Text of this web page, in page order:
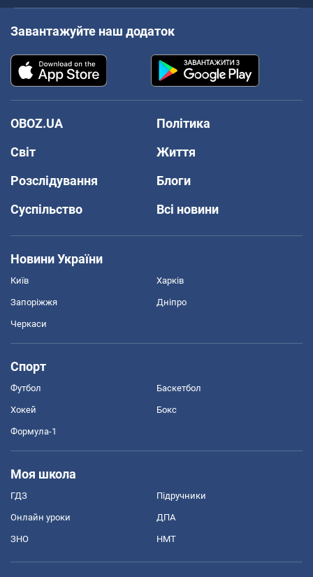
Завантажуйте наш додаток
OBOZ.UA
Політика
Світ
Життя
Розслідування
Блоги
Суспільство
Всі новини
Новини України
Київ Харків
Запоріжжя Дніпро
Черкаси
Спорт
Футбол Баскетбол
Хокей Бокс
Формула-1
Моя школа
ГДЗ Підручники
Онлайн уроки ДПА
ЗНО НМТ